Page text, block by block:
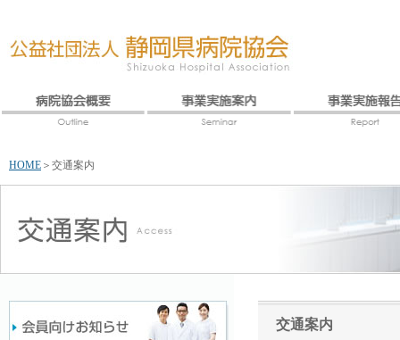
HOME ＞ 交通案内
交通案内